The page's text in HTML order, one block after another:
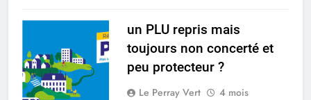
un PLU repris mais
toujours non concerté et
peu protecteur ?
Le Perray Vert
4 mois